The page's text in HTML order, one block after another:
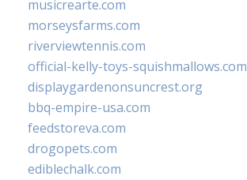
musicrearte.com
morseysfarms.com
riverviewtennis.com
official-kelly-toys-squishmallows.com
displaygardenonsuncrest.org
bbq-empire-usa.com
feedstoreva.com
drogopets.com
ediblechalk.com